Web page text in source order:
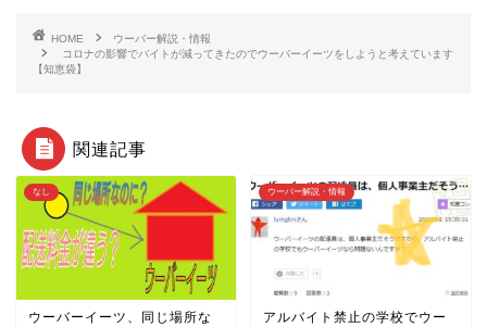
HOME
ウーバー解説・情報
コロナの影響でバイトが減ってきたのでウーバーイーツをしようと考えています
【知恵袋】
関連記事
なし
ウーバーイーツ、同じ場所な
ウーバー解説・情報
アルバイト禁止の学校でウー